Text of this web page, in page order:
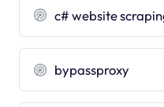
c# website
bypassproxy